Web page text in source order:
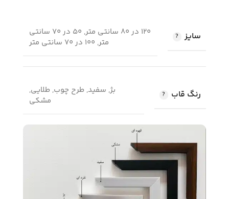
سایز
120 در 80 سانتی متر, 50 در 70 سانتی
متر, 100 در 70 سانتی متر
رنگ قاب
بژ, سفید, طرح چوب, طلایی,
مشکی